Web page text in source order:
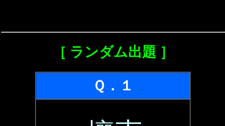
［ ランダム出題 ］
Ｑ．１